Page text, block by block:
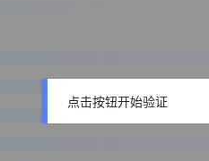
点击按钮开始验证